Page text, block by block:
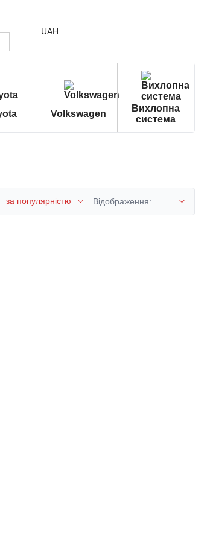
UAH
Volkswagen
Вихлопна
система
за популярністю Відображення: